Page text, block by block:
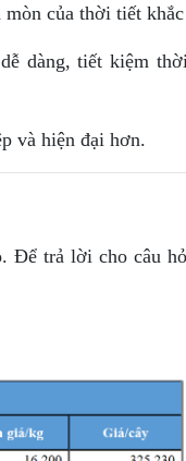
của thời tiết
dàng, tiết kiệm
và hiện đại hơn.
Để trả lời cho câu